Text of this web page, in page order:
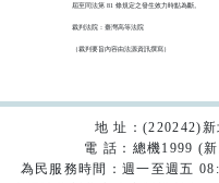
屆至同法第 81 條規定之發生效力時點為斷。
裁判法院：臺灣高等法院
（裁判要旨內容由法源資訊撰寫）
地 址：(220242)
電 話：總機1999 (
為民服務時間：週一至週五